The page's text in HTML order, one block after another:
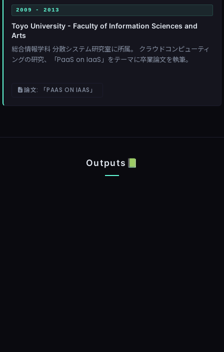
2009 - 2013
Toyo University - Faculty of Information Sciences and
Arts
総合情報学科 分散システム研究室に所属。 クラウドコンピューティ
ングの研究、「PaaS on IaaS」をテーマに卒業論文を執筆。
論文: 「PAAS ON IAAS」
Outputs📗